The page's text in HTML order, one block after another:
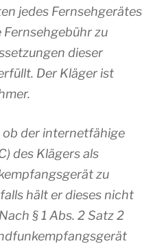
jedes Fernsehgerätes
Fernsehgebühr zu
dieser
Der Kläger ist
ob der internetfähige
des Klägers als
zu
hält er dieses nicht
§ 1 Abs. 2 Satz 2